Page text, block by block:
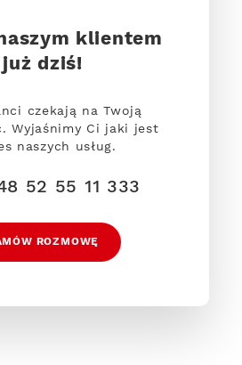
klientem
już dziś!
czekają na Twoją
Wyjaśnimy Ci jaki jest
naszych usług.
52 55 11 333
ROZMOWĘ